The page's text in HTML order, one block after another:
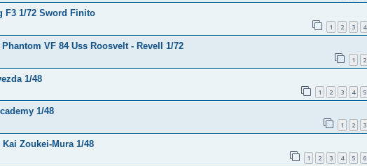
F3 1/72 Sword Finito
1 2 3 4
VF 84 Uss Roosvelt - Revell 1/72
1 2
1/48
1 2 3 4 5
1/48
1 2 3
Zoukei-Mura 1/48
1 2 3 4 5 6